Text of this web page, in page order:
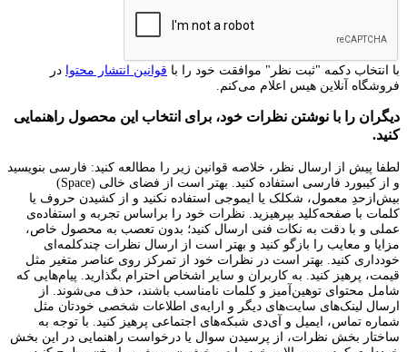
با انتخاب دکمه "ثبت نظر" موافقت خود را با قوانین انتشار محتوا در
فروشگاه آنلاین هیس اعلام می‌کنم.
دیگران را با نوشتن نظرات خود، برای انتخاب این محصول راهنمایی
کنید.
لطفا پیش از ارسال نظر، خلاصه قوانین زیر را مطالعه کنید: فارسی بنویسید
و از کیبورد فارسی استفاده کنید. بهتر است از فضای خالی (Space)
بیش‌از‌حدِ معمول، شکلک یا ایموجی استفاده نکنید و از کشیدن حروف یا
کلمات با صفحه‌کلید بپرهیزید. نظرات خود را براساس تجربه و استفاده‌ی
عملی و با دقت به نکات فنی ارسال کنید؛ بدون تعصب به محصول خاص،
مزایا و معایب را بازگو کنید و بهتر است از ارسال نظرات چندکلمه‌‌ای
خودداری کنید. بهتر است در نظرات خود از تمرکز روی عناصر متغیر مثل
قیمت، پرهیز کنید. به کاربران و سایر اشخاص احترام بگذارید. پیام‌هایی که
شامل محتوای توهین‌آمیز و کلمات نامناسب باشند، حذف می‌شوند. از
ارسال لینک‌های سایت‌های دیگر و ارایه‌ی اطلاعات شخصی خودتان مثل
شماره تماس، ایمیل و آی‌دی شبکه‌های اجتماعی پرهیز کنید. با توجه به
ساختار بخش نظرات، از پرسیدن سوال یا درخواست راهنمایی در این بخش